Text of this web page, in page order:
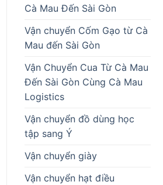
Cà Mau Đến Sài Gòn
Vận chuyển Cốm Gạo từ Cà
Mau đến Sài Gòn
Vận Chuyển Cua Từ Cà Mau
Đến Sài Gòn Cùng Cà Mau
Logistics
Vận chuyển đồ dùng học
tập sang Ý
Vận chuyển giày
Vận chuyển hạt điều